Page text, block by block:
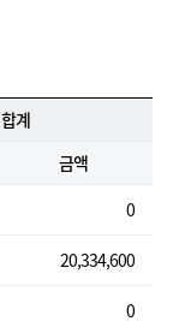
합계
금액
0
20,334,600
0